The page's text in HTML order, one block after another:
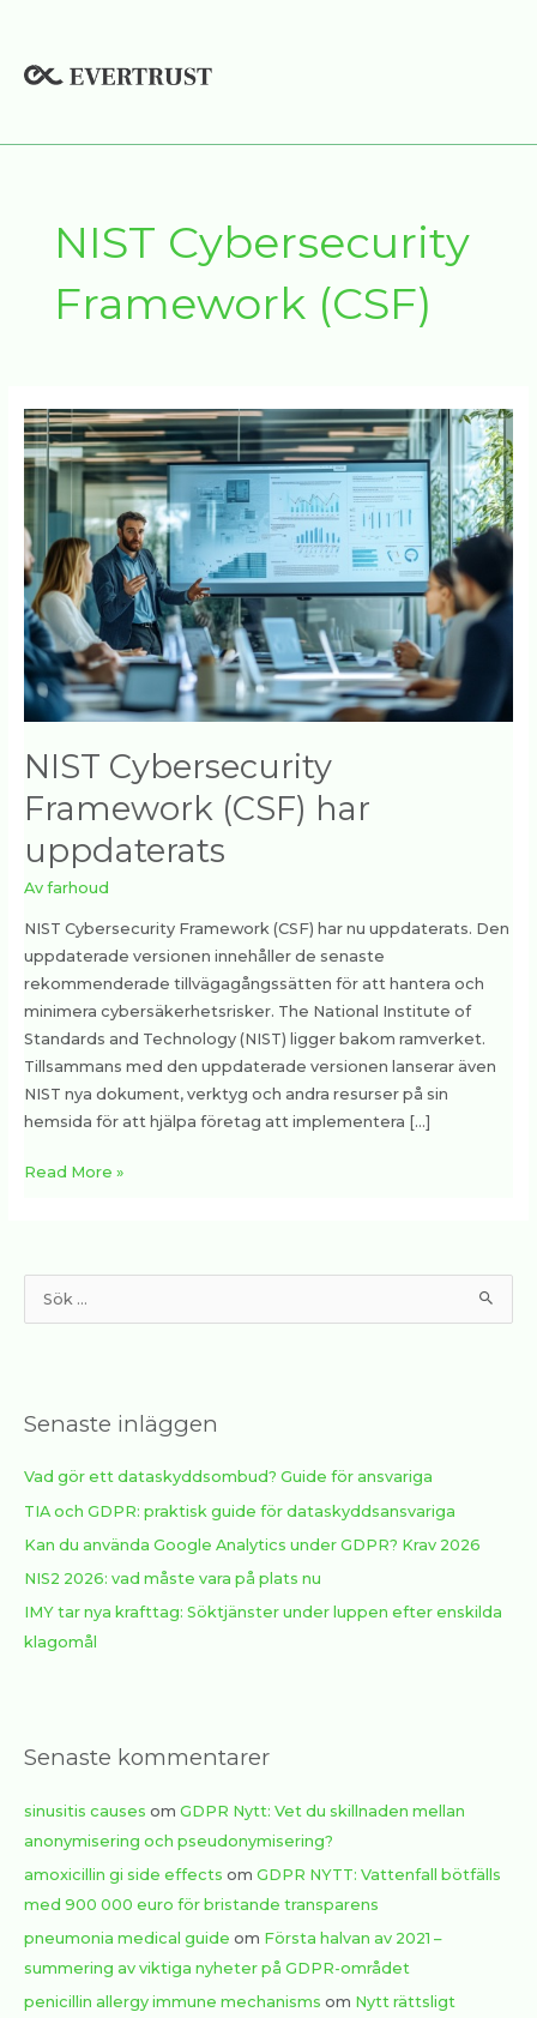
innehåll
NIST Cybersecurity
Framework (CSF)
NIST Cybersecurity
Framework (CSF) har
uppdaterats
Av farhoud
NIST Cybersecurity Framework (CSF) har nu uppdaterats. Den
uppdaterade versionen innehåller de senaste
rekommenderade tillvägagångssätten för att hantera och
minimera cybersäkerhetsrisker. The National Institute of
Standards and Technology (NIST) ligger bakom ramverket.
Tillsammans med den uppdaterade versionen lanserar även
NIST nya dokument, verktyg och andra resurser på sin
hemsida för att hjälpa företag att implementera […]
NIST
Cybersecurity
Framework
(CSF)
har
uppdaterats
Read More »
f
e
r
:
Senaste inläggen
Vad gör ett dataskyddsombud? Guide för ansvariga
TIA och GDPR: praktisk guide för dataskyddsansvariga
Kan du använda Google Analytics under GDPR? Krav 2026
NIS2 2026: vad måste vara på plats nu
IMY tar nya krafttag: Söktjänster under luppen efter enskilda
klagomål
Senaste kommentarer
sinusitis causes om GDPR Nytt: Vet du skillnaden mellan
anonymisering och pseudonymisering?
amoxicillin gi side effects om GDPR NYTT: Vattenfall bötfälls
med 900 000 euro för bristande transparens
pneumonia medical guide om Första halvan av 2021 –
summering av viktiga nyheter på GDPR-området
penicillin allergy immune mechanisms om Nytt rättsligt